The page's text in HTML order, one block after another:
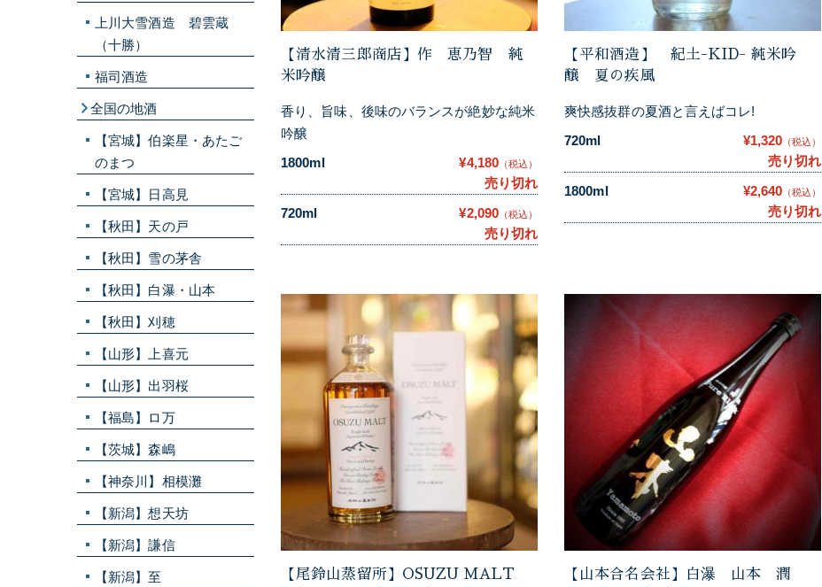
【清水清三郎商店】作 恵乃智 純
米吟醸
香り、旨味、後味のバランスが絶妙な純米
吟醸
1800ml
¥4,180 （税込）
売り切れ
720ml
¥2,090 （税込）
売り切れ
【平和酒造】 紀土-KID- 純米吟
醸 夏の疾風
爽快感抜群の夏酒と言えばコレ!
720ml
¥1,320 （税込）
売り切れ
1800ml
¥2,640 （税込）
売り切れ
【尾鈴山蒸留所】OSUZU MALT
【山本合名会社】白瀑 山本 潤
上川大雪酒造 碧雲蔵
（十勝）
福司酒造
全国の地酒
【宮城】伯楽星・あたご
のまつ
【宮城】日高見
【秋田】天の戸
【秋田】雪の茅舎
【秋田】白瀑・山本
【秋田】刈穂
【山形】上喜元
【山形】出羽桜
【福島】ロ万
【茨城】森嶋
【神奈川】相模灘
【新潟】想天坊
【新潟】謙信
【新潟】至